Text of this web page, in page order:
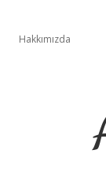
Hakkımızda